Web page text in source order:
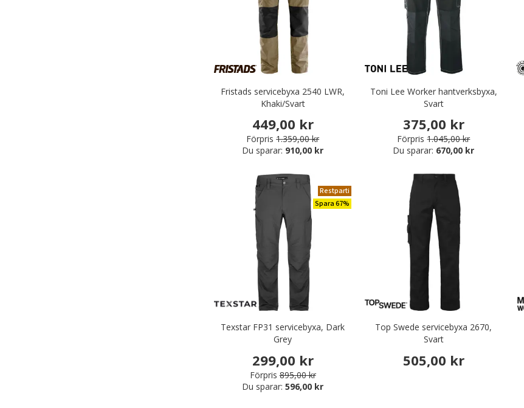
Fristads servicebyxa 2540 LWR,
Khaki/Svart
449,00 kr
Förpris 1.359,00 kr
Du sparar: 910,00 kr
Toni Lee Worker hantverksbyxa,
Svart
375,00 kr
Förpris 1.045,00 kr
Du sparar: 670,00 kr
Restparti
Spara 67%
Texstar FP31 servicebyxa, Dark
Grey
299,00 kr
Förpris 895,00 kr
Du sparar:596,00 kr
Top Swede servicebyxa 2670,
Svart
505,00 kr